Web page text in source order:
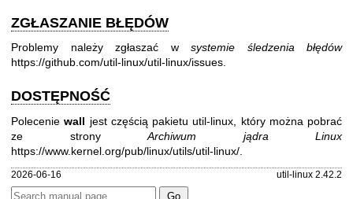
ZGŁASZANIE BŁĘDÓW
Problemy należy zgłaszać w systemie śledzenia błędów
https://github.com/util-linux/util-linux/issues.
DOSTĘPNOŚĆ
Poleceniewall jest częścią pakietu util-linux, który można pobrać
ze strony Archiwum jądra Linux
https://www.kernel.org/pub/linux/utils/util-linux/
2026-06-16 util-linux 2.42.2